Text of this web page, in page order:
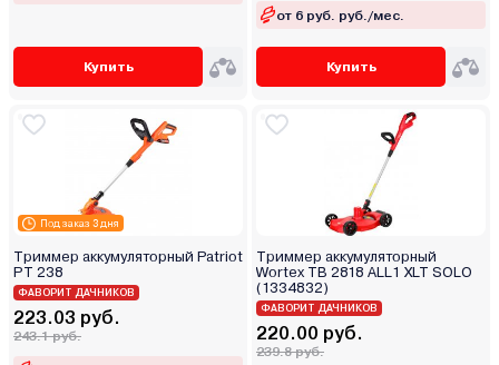
Купить
от 6 руб. руб./мес.
Купить
Под заказ 3 дня
Триммер аккумуляторный Patriot
PT 238
ФАВОРИТ ДАЧНИКОВ
223.03 руб.
243.1 руб.
Триммер аккумуляторный
Wortex TB 2818 ALL1 XLT SOLO
(1334832)
ФАВОРИТ ДАЧНИКОВ
220.00 руб.
239.8 руб.